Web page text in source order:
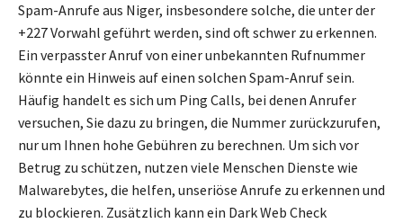
Spam-Anrufe aus Niger, insbesondere solche, die unter der
+227 Vorwahl geführt werden, sind oft schwer zu erkennen.
Ein verpasster Anruf von einer unbekannten Rufnummer
könnte ein Hinweis auf einen solchen Spam-Anruf sein.
Häufig handelt es sich um Ping Calls, bei denen Anrufer
versuchen, Sie dazu zu bringen, die Nummer zurückzurufen,
nur um Ihnen hohe Gebühren zu berechnen. Um sich vor
Betrug zu schützen, nutzen viele Menschen Dienste wie
Malwarebytes, die helfen, unseriöse Anrufe zu erkennen und
zu blockieren. Zusätzlich kann ein Dark Web Check